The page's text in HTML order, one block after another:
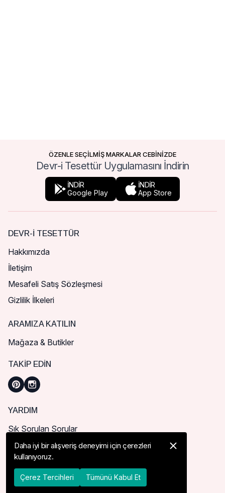
ÖZENLE SEÇİLMİŞ MARKALAR CEBİNİZDE
Devr-i Tesettür Uygulamasını İndirin
İNDİR
Google Play
İNDİR
App Store
DEVR-I TESETTÜR
Hakkımızda
İletişim
Mesafeli Satış Sözleşmesi
Gizlilik İlkeleri
ARAMIZA KATILIN
Mağaza & Butikler
TAKIP EDIN
YARDIM
Sık Sorulan Sorular
Nasıl Sipariş Verebilirim?
Kargo ve Teslimat
İade, İptal ve Değişim
Daha iyi bir alışveriş deneyimi için çerezleri
kullanıyoruz.
Çerez Tercihleri Tümünü Kabul Et